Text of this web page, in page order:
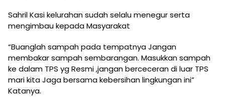
Sahril Kasi kelurahan sudah selalu menegur serta
mengimbau kepada Masyarakat
“Buanglah sampah pada tempatnya Jangan
membakar sampah sembarangan. Masukkan sampah
ke dalam TPS yg Resmi ,jangan berceceran di luar TPS
mari kita Jaga bersama kebersihan lingkungan ini”
Katanya.